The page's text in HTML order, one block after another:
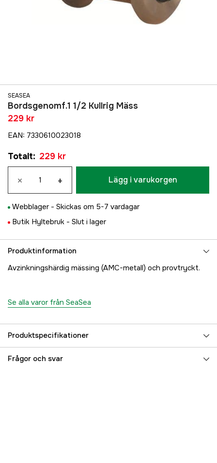
SEASEA
Bordsgenomf.1 1/2 Kullrig Mäss
229 kr
EAN: 7330610023018
Totalt: 229 kr
× + Lägg i varukorgen
Webblager - Skickas om 5-7 vardagar
Butik Hyltebruk - Slut i lager
Produktinformation
Avzinkningshärdig mässing (AMC-metall) och provtryckt.
Se alla varor från SeaSea
Produktspecifikationer
Referensnummer 5000017026
Frågor och svar